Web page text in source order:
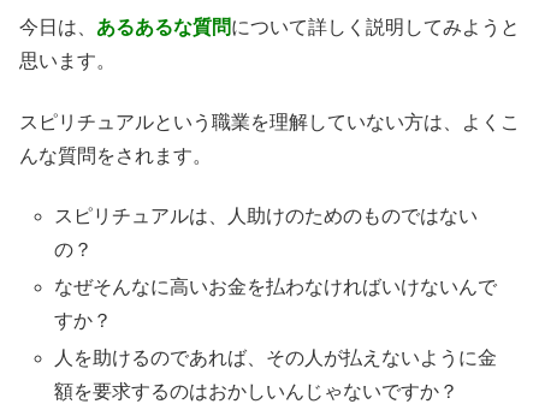
今日は、 あるあるな質問について詳しく説明してみようと
思います。
スピリチュアルという職業を理解していない方は、よくこ
んな質問をされます。
スピリチュアルは、人助けのためのものではない
の？
なぜそんなに高いお金を払わなければいけないんで
すか？
人を助けるのであれば、その人が払えないように金
額を要求するのはおかしいんじゃないですか？